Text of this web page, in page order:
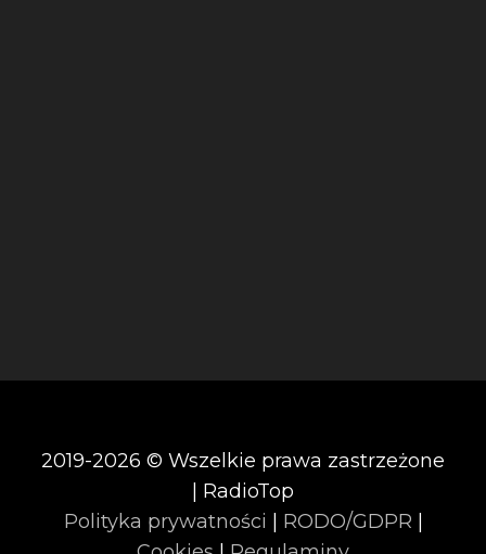
2019-2026 © Wszelkie prawa zastrzeżone
| RadioTop
Polityka prywatności
RODO/GDPR